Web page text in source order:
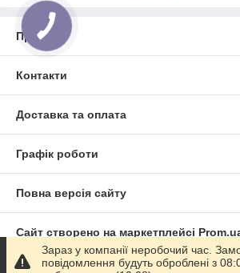
Про нас
Контакти
Доставка та оплата
Графік роботи
Повна версія сайту
Сайт створено на маркетплейсі
Зараз у компанії неробочий час.
повідомлення будуть оброблені з